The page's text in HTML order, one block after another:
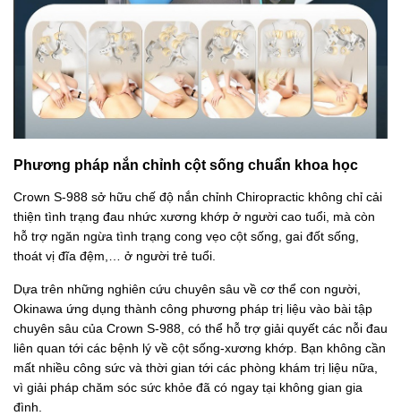
Phương pháp nắn chỉnh cột sống chuẩn khoa học
Crown S-988 sở hữu chế độ nắn chỉnh Chiropractic không chỉ cải
thiện tình trạng đau nhức xương khớp ở người cao tuổi, mà còn
hỗ trợ ngăn ngừa tình trạng cong vẹo cột sống, gai đốt sống,
thoát vị đĩa đệm,… ở người trẻ tuổi.
Dựa trên những nghiên cứu chuyên sâu về cơ thể con người,
Okinawa ứng dụng thành công phương pháp trị liệu vào bài tập
chuyên sâu của Crown S-988, có thể hỗ trợ giải quyết các nỗi đau
liên quan tới các bệnh lý về cột sống-xương khớp. Bạn không cần
mất nhiều công sức và thời gian tới các phòng khám trị liệu nữa,
vì giải pháp chăm sóc sức khỏe đã có ngay tại không gian gia
đình.